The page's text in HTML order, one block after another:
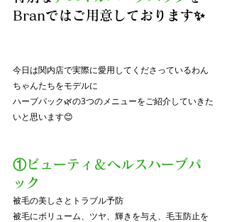
Branではご用意しております✨
今日は関内店で実際に愛用してくださっているわん
ちゃんたちをモデルに
ハーブパック🌿の3つのメニューをご紹介していきた
いと思います😊
①ビューティ＆ヘルスハーブパ
ック
被毛の美しさとトラブル予防
被毛にボリューム、ツヤ、輝きを与え、毛玉防止を